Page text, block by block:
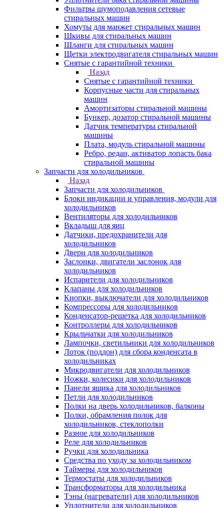
Фильтры шумоподавления сетевые
стиральных машин
Хомуты для манжет стиральных машин
Шкивы для стиральных машин
Шланги для стиральных машин
Щетки электродвигателя стиральных машин
Снятые с гарантийной техники
Назад
Снятые с гарантийной техники
Корпусные части для стиральных
машин
Амортизаторы стиральной машины
Бункер, дозатор стиральной машины
Датчик температуры стиральной
машины
Плата, модуль стиральной машины
Ребро, редан, активатор лопасть бака
стиральной машины
Запчасти для холодильников
Назад
Запчасти для холодильников
Блоки индикации и управления, модули для
холодильников
Вентиляторы для холодильников
Вкладыш для яиц
Датчики, предохранители для
холодильников
Двери для холодильников
Заслонки, двигатели заслонок для
холодильников
Испарители для холодильников
Клапаны для холодильников
Кнопки, выключатели для холодильников
Компрессоры для холодильников
Конденсатор-решетка для холодильников
Контроллеры для холодильников
Крыльчатки для холодильников
Лампочки, светильники для холодильников
Лоток (поддон) для сбора конденсата в
холодильниках
Микродвигатели для холодильников
Ножки, колесики для холодильников
Панели ящика для холодильников
Петли для холодильников
Полки на дверь холодильников, балконы
Полки, обрамления полок для
холодильников, стеклополки
Разное для холодильников
Реле для холодильников
Ручки для холодильника
Средства по уходу за холодильником
Таймеры для холодильников
Термостаты для холодильников
Трансформаторы для холодильника
Тэны (нагреватели) для холодильников
Уплотнители для холодильников